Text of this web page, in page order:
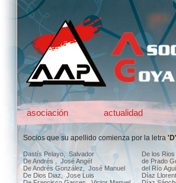
asociación actualidad
Socios que su apellido comienza por la letra 'D'
Dastís Pelayo, Salvador
De Andrés , José Angél
De Andrés González, José Manuel
De Dios Diaz, Jose Luis
De los
de Prado
del Río
Díaz